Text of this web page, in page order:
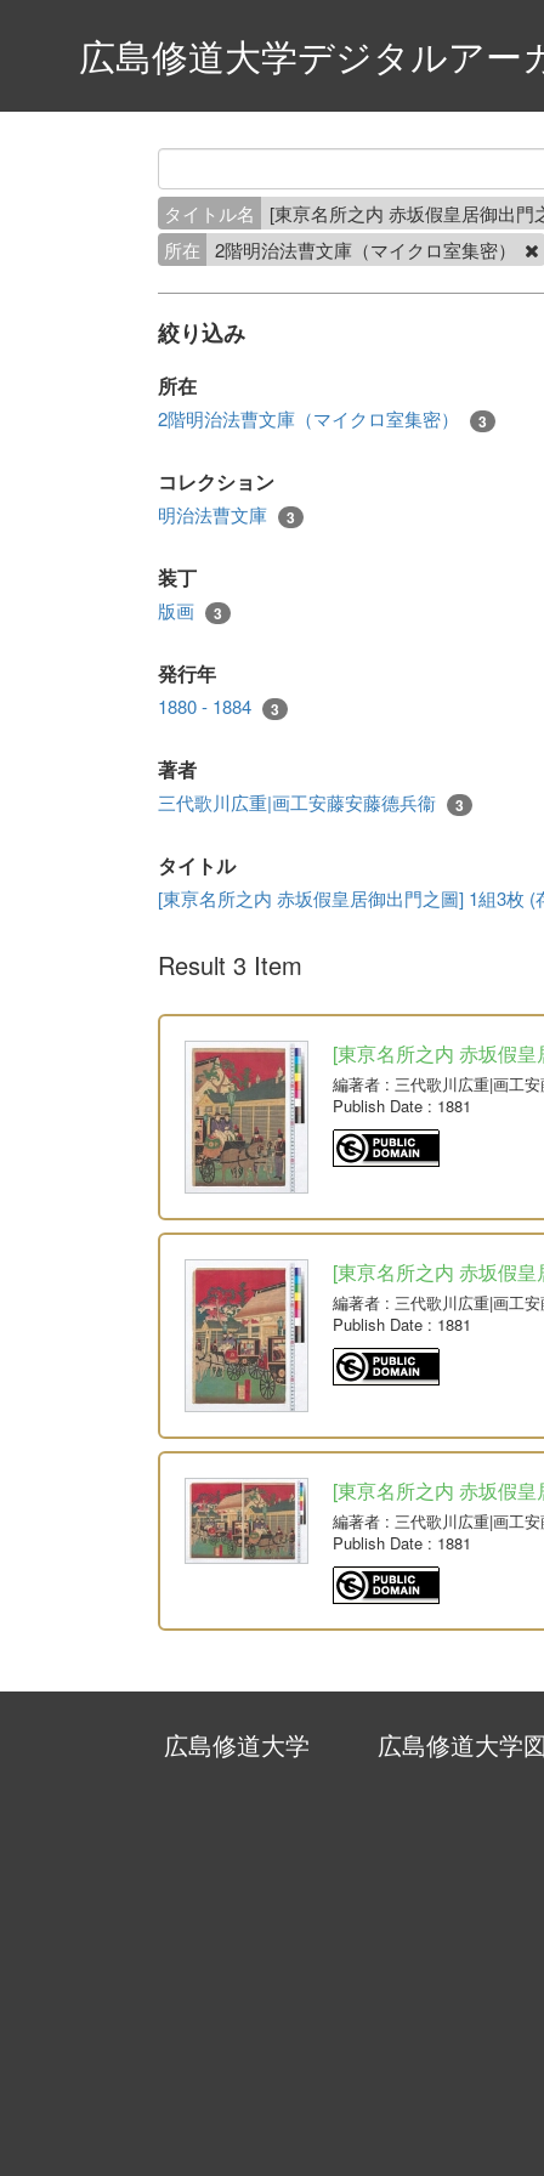
広島修道大学デジタルアー
タイトル名
[東亰名所之内 赤坂假皇居御出
所在
2階明治法曹文庫（マイクロ室集密）
絞り込み
所在
2階明治法曹文庫（マイクロ室集密） 3
コレクション
明治法曹文庫 3
装丁
版画 3
発行年
1880 - 1884 3
著者
三代歌川広重|画工安藤安藤德兵衞 3
タイトル
[東亰名所之内 赤坂假皇居御出門之圖] 1組3枚
Result 3 Item
[東亰名所之内 赤坂假
編著者 : 三代歌川広重|画工
Publish Date : 1881
[東亰名所之内 赤坂假
編著者 : 三代歌川広重|画工
Publish Date : 1881
[東亰名所之内 赤坂假
編著者 : 三代歌川広重|画工
Publish Date : 1881
広島修道大学 広島修道大学